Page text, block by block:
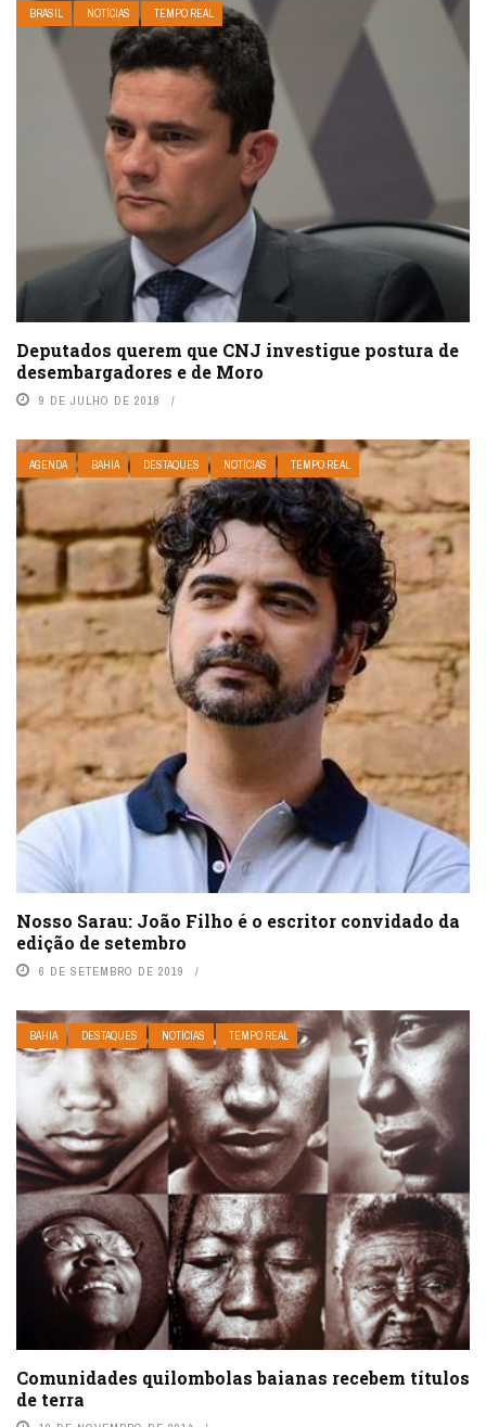
BRASIL NOTÍCIAS TEMPO REAL
Deputados querem que CNJ investigue postura de
desembargadores e de Moro
9 DE JULHO DE 2018
AGENDA BAHIA DESTAQUES NOTÍCIAS TEMPO REAL
Nosso Sarau: João Filho é o escritor convidado da
edição de setembro
6 DE SETEMBRO DE 2019
BAHIA DESTAQUES NOTÍCIAS TEMPO REAL
Comunidades quilombolas baianas recebem títulos
de terra